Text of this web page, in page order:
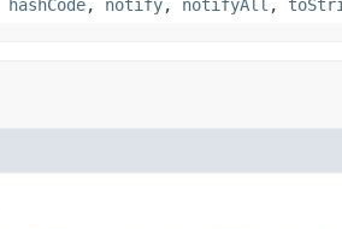
hashCode, notify, notifyAll ,